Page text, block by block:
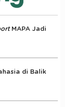
MAPA Jadi
di Balik